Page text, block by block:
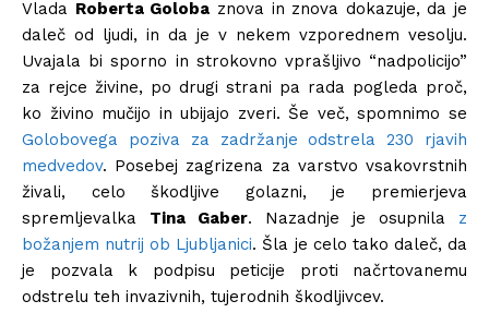
Vlada Roberta Goloba znova in znova dokazuje, da je
daleč od ljudi, in da je v nekem vzporednem vesolju.
Uvajala bi sporno in strokovno vprašljivo “nadpolicijo”
za rejce živine, po drugi strani pa rada pogleda proč,
ko živino mučijo in ubijajo zveri. Še več, spomnimo se
Golobovega poziva za zadržanje odstrela 230 rjavih
medvedov. Posebej zagrizena za varstvo vsakovrstnih
živali, celo škodljive golazni, je premierjeva
spremljevalka Tina Gaber. Nazadnje je osupnila z
božanjem nutrij ob Ljubljanici. Šla je celo tako daleč, da
je pozvala k podpisu peticije proti načrtovanemu
odstrelu teh invazivnih, tujerodnih škodljivcev.